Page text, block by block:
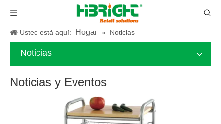
Usted está aquí: Hogar » Noticias
Noticias
Noticias y Eventos